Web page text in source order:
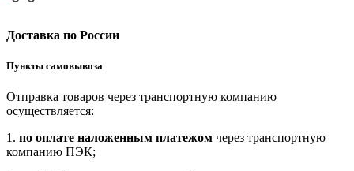
Доставка по России
Пункты самовывоза
Отправка товаров через транспортную компанию
осуществляется:
1. по оплате наложенным платежом через транспортную
компанию ПЭК;